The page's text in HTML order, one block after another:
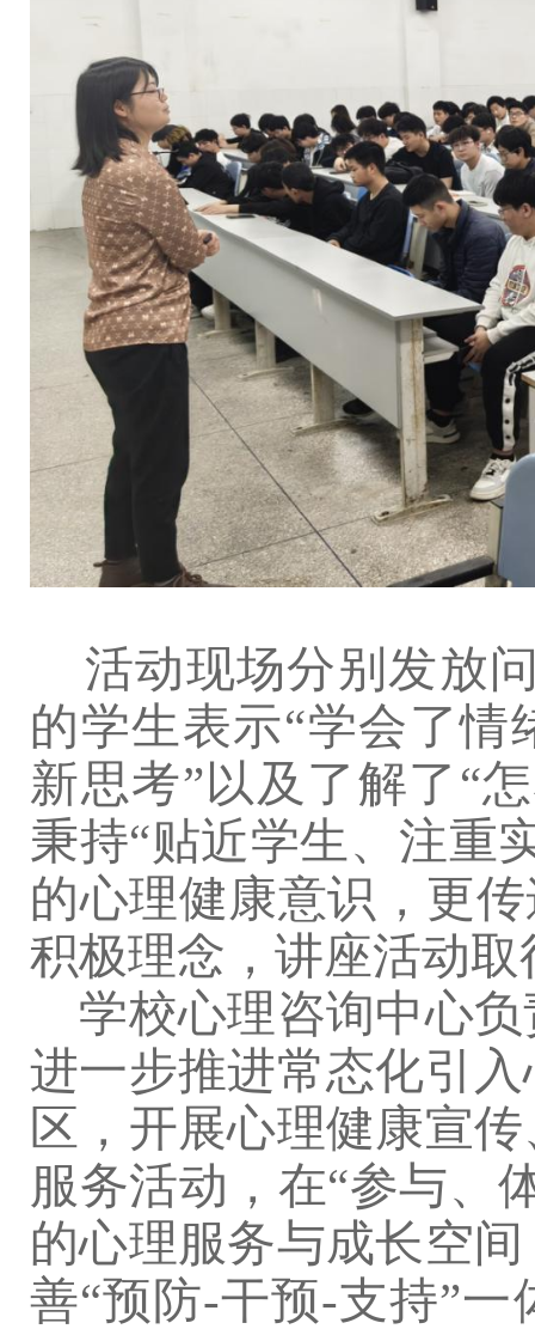
活动现场分别 发放
的学生表示“学会了情
新思考” 以及了解了 “
秉持“贴近学生、注重
的心理健康意识，更
积极理念 ， 讲座活动
学校心理咨询中心
进一步推进常态化引
区 ， 开展心理健康宣
服务活动，在“参与、
的心理服务与成长空间
善“预防-干预-支持”